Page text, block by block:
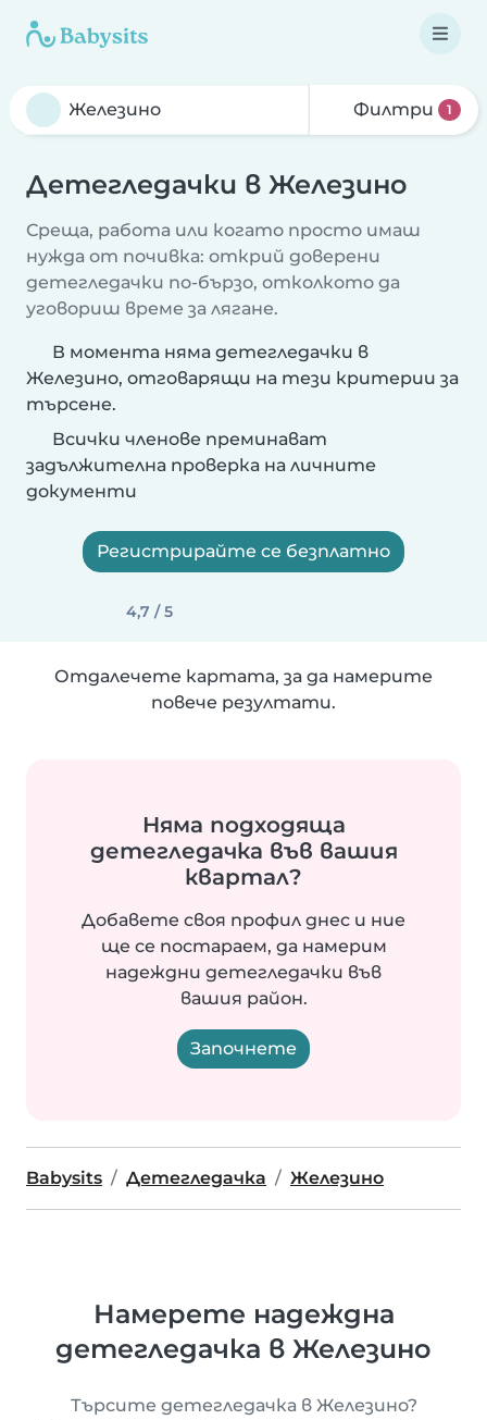
Филтри 1
Детегледачки в Железино
Среща, работа или когато просто имаш
нужда от почивка: открий доверени
детегледачки по-бързо, отколкото да
уговориш време за лягане.
В момента няма детегледачки в
Железино, отговарящи на тези критерии за
търсене.
Всички членове преминават
задължителна проверка на личните
документи
Регистрирайте се безплатно
4,7 / 5
Отдалечете картата, за да намерите
повече резултати.
Няма подходяща
детегледачка във вашия
квартал?
Добавете своя профил днес и ние
ще се постараем, да намерим
надеждни детегледачки във
вашия район.
Започнете
Babysits Детегледачка Железино
Намерете надеждна
детегледачка в Железино
Търсите детегледачка в Железино?